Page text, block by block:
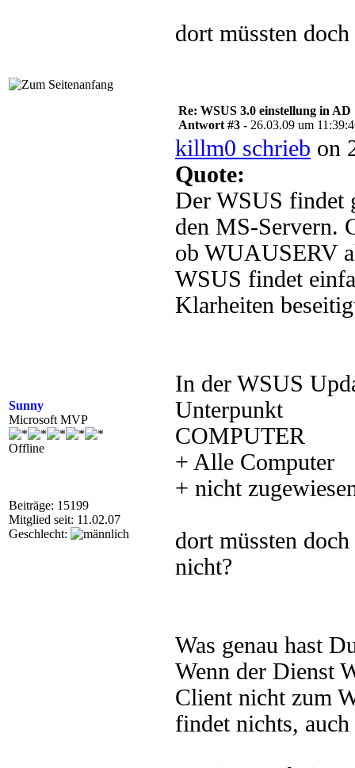
dort müssten
Sunny
Microsoft MVP
Offline
Beiträge: 15199
Mitglied seit: 11.02.07
Geschlecht:
Re: WSUS 3.0 einstellung in AD
Antwort #3 - 26.03.09 um
killm0 schrieb on
Quote:
Der WSUS findet
den MS-Servern.
ob WUAUSERV
WSUS findet
Klarheiten
In der WSUS
Unterpunkt
COMPUTER
+ Alle Computer
+ nicht
dort müssten
nicht?
Was genau hast
Wenn der Dienst
Client nicht zum
findet nichts,